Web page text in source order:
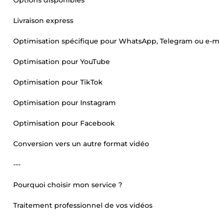
Livraison express
Optimisation spécifique pour WhatsApp, Telegram ou e-
Optimisation pour YouTube
Optimisation pour TikTok
Optimisation pour Instagram
Optimisation pour Facebook
Conversion vers un autre format vidéo
---
Pourquoi choisir mon service ?
Traitement professionnel de vos vidéos